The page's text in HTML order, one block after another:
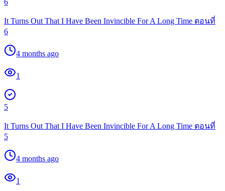
It Turns Out That I Have Been Invincible For A Long Time ตอนที่
6
4 months ago
1
5
It Turns Out That I Have Been Invincible For A Long Time ตอนที่
5
4 months ago
1